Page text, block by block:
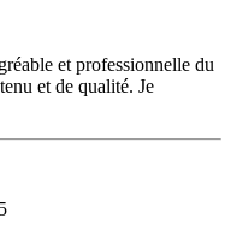
et professionnelle du
et de qualité. Je